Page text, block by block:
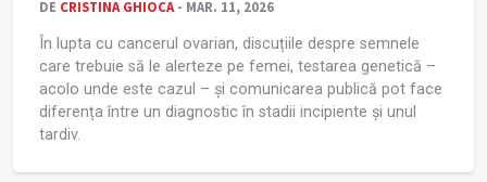
DE CRISTINA GHIOCA- MAR. 11, 2026
În lupta cu cancerul ovarian, discuțiile despre semnele
care trebuie să le alerteze pe femei, testarea genetică –
acolo unde este cazul – și comunicarea publică pot face
diferența între un diagnostic în stadii incipiente și unul
tardiv.